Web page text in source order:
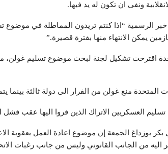
ونفى ان تكون له يد فيها.
الرسمية “اذا كنتم تريدون المماطلة في موضوع
يمكن الانتهاء منها بفترة قصيرة.”
اقترحت تشكيل لجنة لبحث موضوع تسليم غولن،
المتحدة منع غولن من الفرار الى دولة ثالثة بينما
العسكريين الاتراك الذين فروا اليها عقب فشل
بوزداغ الجمعة إن موضوع اعادة العمل بعقوبة
اليه من الجانب القانوني وليس من جانب رغبات